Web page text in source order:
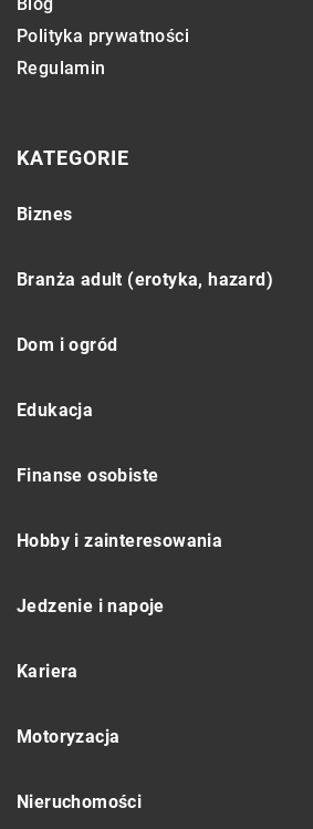
Polityka prywatności
Regulamin
KATEGORIE
Biznes
Branża adult (erotyka, hazard)
Dom i ogród
Edukacja
Finanse osobiste
Hobby i zainteresowania
Jedzenie i napoje
Kariera
Motoryzacja
Nieruchomości